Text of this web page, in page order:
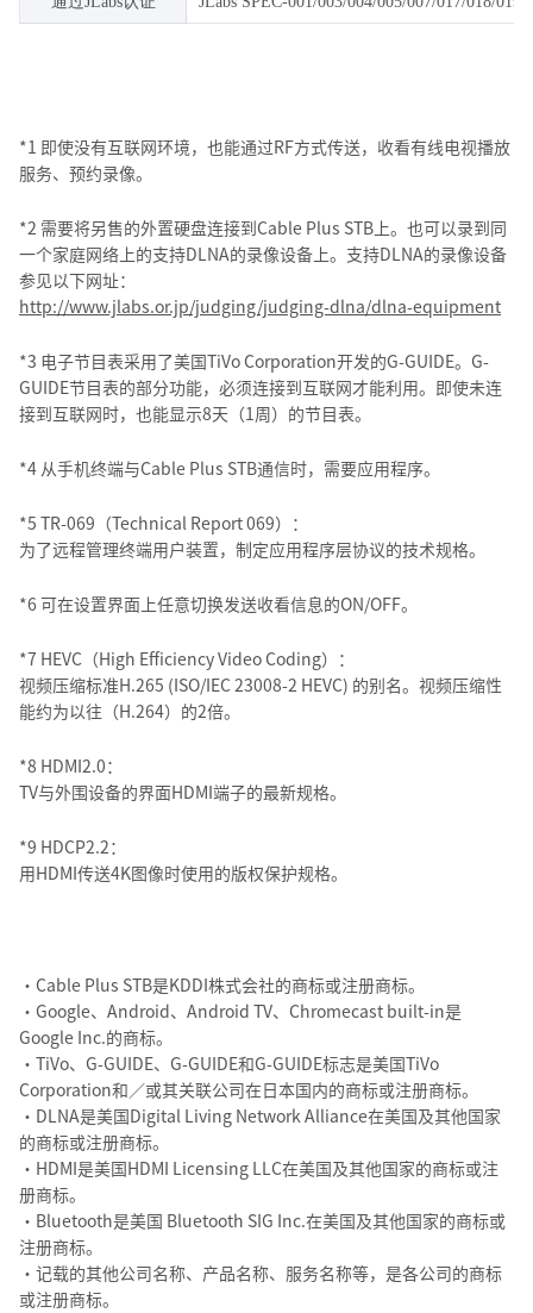
*1 即使没有互联网环境，也能通过RF方式传送，收看有线电视播放
服务、预约录像。
*2 需要将另售的外置硬盘连接到Cable Plus STB上。也可以录到同
一个家庭网络上的支持DLNA的录像设备上。支持DLNA的录像设备
参见以下网址：
http://www.jlabs.or.jp/judging/judging-dlna/dlna-equipment
*3 电子节目表采用了美国TiVo Corporation开发的G-GUIDE。G-
GUIDE节目表的部分功能，必须连接到互联网才能利用。即使未连
接到互联网时，也能显示8天（1周）的节目表。
*4 从手机终端与Cable Plus STB通信时，需要应用程序。
*5 TR-069（Technical Report 069）：
为了远程管理终端用户装置，制定应用程序层协议的技术规格。
*6 可在设置界面上任意切换发送收看信息的ON/OFF。
*7 HEVC（High Efficiency Video Coding）：
视频压缩标准H.265 (ISO/IEC 23008-2 HEVC) 的别名。视频压缩性
能约为以往（H.264）的2倍。
*8 HDMI2.0：
TV与外围设备的界面HDMI端子的最新规格。
*9 HDCP2.2：
用HDMI传送4K图像时使用的版权保护规格。
・Cable Plus STB是KDDI株式会社的商标或注册商标。
・Google、Android、Android TV、Chromecast built-in是
Google Inc.的商标。
・TiVo、G-GUIDE、G-GUIDE和G-GUIDE标志是美国TiVo
Corporation和／或其关联公司在日本国内的商标或注册商标。
・DLNA是美国Digital Living Network Alliance在美国及其他国家
的商标或注册商标。
・HDMI是美国HDMI Licensing LLC在美国及其他国家的商标或注
册商标。
・Bluetooth是美国 Bluetooth SIG Inc.在美国及其他国家的商标或
注册商标。
・记载的其他公司名称、产品名称、服务名称等，是各公司的商标
或注册商标。